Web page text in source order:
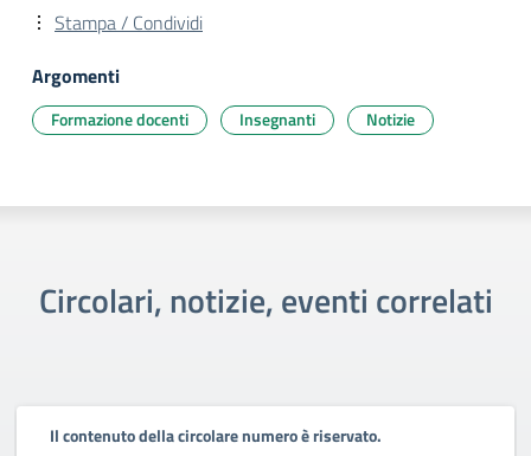
Stampa / Condividi
Argomenti
Formazione docenti Insegnanti Notizie
Circolari, notizie, eventi correlati
Il contenuto della circolare numero è riservato.